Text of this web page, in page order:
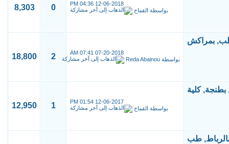
12-06-2018
04:36 PM
بواسطة القماح 0
8,303
07-20-2018
07:41 AM
بواسطة Reda Abainou
2
18,800
12-06-2017
01:54 PM
بواسطة القماح 1
12,950